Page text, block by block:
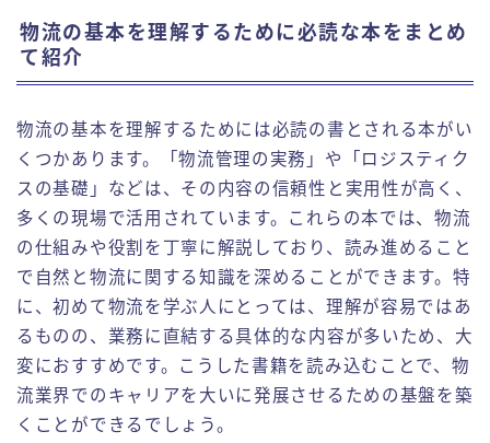
物流の基本を理解するために必読な本をまとめ
て紹介
物流の基本を理解するためには必読の書とされる本がい
くつかあります。「物流管理の実務」や「ロジスティク
スの基礎」などは、その内容の信頼性と実用性が高く、
多くの現場で活用されています。これらの本では、物流
の仕組みや役割を丁寧に解説しており、読み進めること
で自然と物流に関する知識を深めることができます。特
に、初めて物流を学ぶ人にとっては、理解が容易ではあ
るものの、業務に直結する具体的な内容が多いため、大
変におすすめです。こうした書籍を読み込むことで、物
流業界でのキャリアを大いに発展させるための基盤を築
くことができるでしょう。